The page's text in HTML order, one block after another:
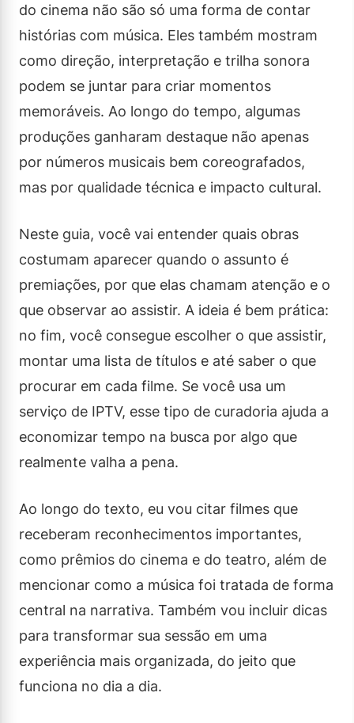
do cinema não são só uma forma de contar
histórias com música. Eles também mostram
como direção, interpretação e trilha sonora
podem se juntar para criar momentos
memoráveis. Ao longo do tempo, algumas
produções ganharam destaque não apenas
por números musicais bem coreografados,
mas por qualidade técnica e impacto cultural.
Neste guia, você vai entender quais obras
costumam aparecer quando o assunto é
premiações, por que elas chamam atenção e o
que observar ao assistir. A ideia é bem prática:
no fim, você consegue escolher o que assistir,
montar uma lista de títulos e até saber o que
procurar em cada filme. Se você usa um
serviço de IPTV, esse tipo de curadoria ajuda a
economizar tempo na busca por algo que
realmente valha a pena.
Ao longo do texto, eu vou citar filmes que
receberam reconhecimentos importantes,
como prêmios do cinema e do teatro, além de
mencionar como a música foi tratada de forma
central na narrativa. Também vou incluir dicas
para transformar sua sessão em uma
experiência mais organizada, do jeito que
funciona no dia a dia.